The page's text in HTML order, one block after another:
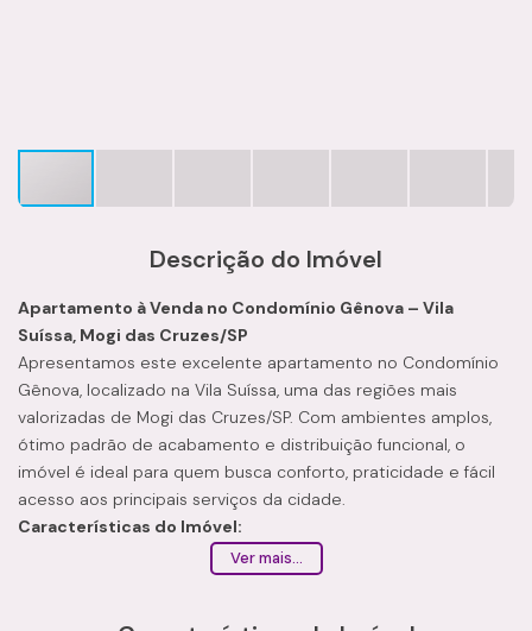
Descrição do Imóvel
Apartamento à Venda no Condomínio Gênova – Vila
Suíssa, Mogi das Cruzes/SP
Apresentamos este excelente apartamento no Condomínio
Gênova, localizado na Vila Suíssa, uma das regiões mais
valorizadas de Mogi das Cruzes/SP. Com ambientes amplos,
ótimo padrão de acabamento e distribuição funcional, o
imóvel é ideal para quem busca conforto, praticidade e fácil
acesso aos principais serviços da cidade.
Características do Imóvel:
Sala ampla com sanca de gesso e spots de iluminação
Cozinha planejada com piso em porcelanato
Ver mais...